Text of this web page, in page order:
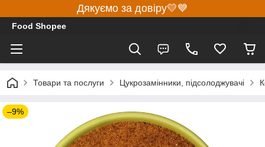
Дякуємо за довіру💛💙
Food Shopee
Товари та послуги Цукрозамінники, підсолоджувачі
–9%